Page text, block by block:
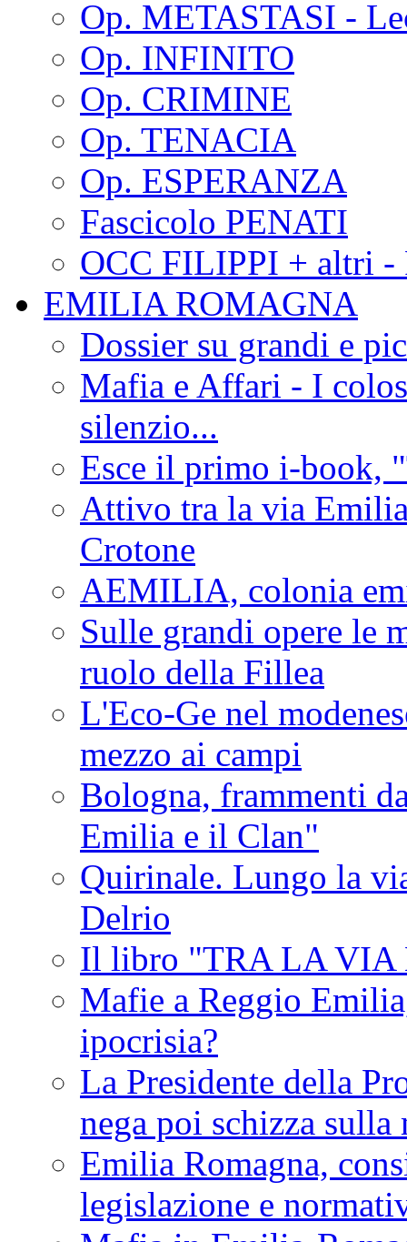
Op. METASTASI -
Op. INFINITO
Op. CRIMINE
Op. TENACIA
Op. ESPERANZA
Fascicolo PENATI
OCC FILIPPI + altri -
EMILIA ROMAGNA
Dossier su grandi e
Mafia e Affari - I
silenzio...
Esce il primo i-book,
Attivo tra la via
Crotone
AEMILIA, colonia
Sulle grandi opere le
ruolo della Fillea
L'Eco-Ge nel
mezzo ai campi
Bologna, frammenti
Emilia e il Clan"
Quirinale. Lungo la
Delrio
Il libro "TRA LA
Mafie a Reggio
ipocrisia?
La Presidente della
nega poi schizza sulla
Emilia Romagna,
legislazione e